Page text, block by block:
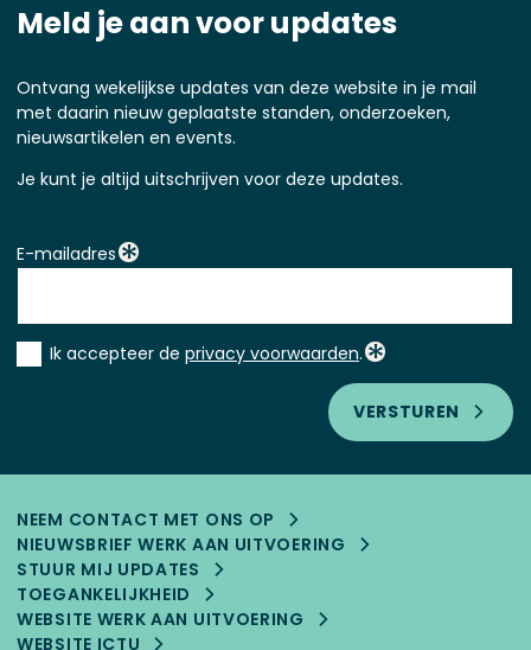
Meld je aan voor updates
Ontvang wekelijkse updates van deze website in je mail
met daarin nieuw geplaatste standen, onderzoeken,
nieuwsartikelen en events.
Je kunt je altijd uitschrijven voor deze updates.
E-mailadres
Instemming
Ik accepteer de privacy voorwaarden.
VERSTUREN
NEEM CONTACT MET ONS OP
NIEUWSBRIEF WERK AAN UITVOERING
STUUR MIJ UPDATES
TOEGANKELIJK­HEID
WEBSITE WERK AAN UITVOERING
WEBSITE ICTU